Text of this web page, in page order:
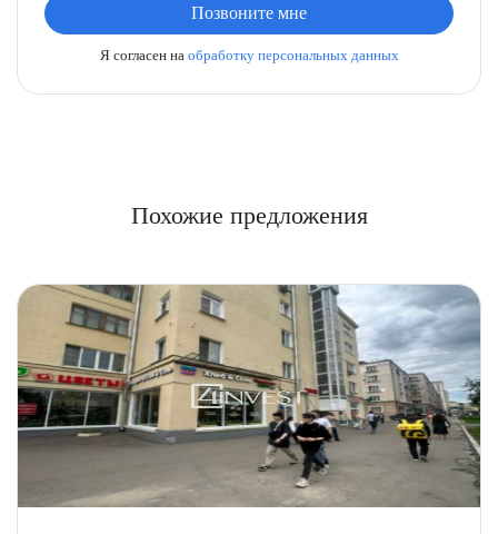
Позвоните мне
Я согласен на обработку персональных данных
Похожие предложения